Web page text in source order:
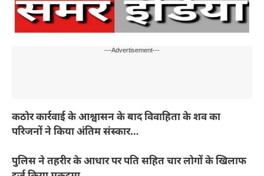
---Advertisement---
कठोर कार्रवाई के आश्वासन के बाद विवाहिता के शव का
परिजनों ने किया अंतिम संस्कार…
पुलिस ने तहरीर के आधार पर पति सहित चार लोगों के खिलाफ